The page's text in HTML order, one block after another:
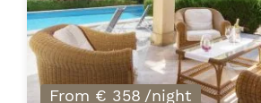
From € 358/night